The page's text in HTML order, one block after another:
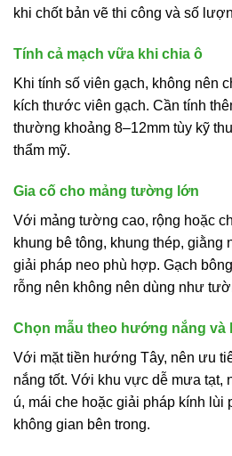
khi chốt bản vẽ thi công và số
Tính cả mạch vữa khi chia ô
Khi tính số viên gạch, không nên
kích thước viên gạch. Cần tính
thường khoảng 8–12mm tùy kỹ
thẩm mỹ.
Gia cố cho mảng tường lớn
Với mảng tường cao, rộng hoặc
khung bê tông, khung thép, giằng
giải pháp neo phù hợp. Gạch
rỗng nên không nên dùng như
Chọn mẫu theo hướng nắng
Với mặt tiền hướng Tây, nên ưu
nắng tốt. Với khu vực dễ mưa tạt,
ú, mái che hoặc giải pháp kính lùi
không gian bên trong.